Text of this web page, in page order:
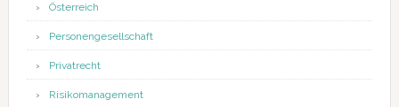
Österreich
Personengesellschaft
Privatrecht
Risikomanagement